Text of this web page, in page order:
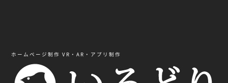
ホームページ制作 VR・AR・アプリ制作